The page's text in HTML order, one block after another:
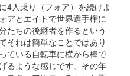
4人乗り（フォア）を続けよ
アとエイトで世界選手権に
たちの後継者を作るという
それは簡単なことではあり
ている自転車に横から棒で
るような感じです。その年